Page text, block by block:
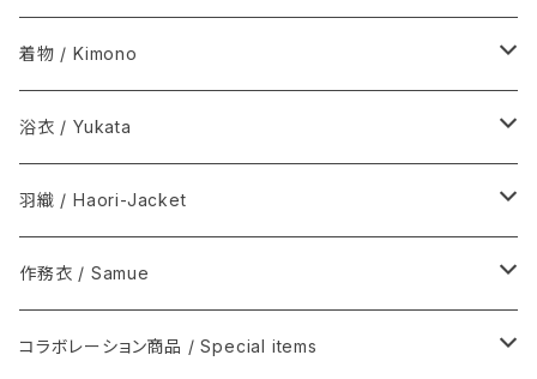
着物 / Kimono
木綿(片貝木綿ほか) / Cotton
シルク / Silk
シルクウール, ウール / Silk-wool, Wool
夏きもの / Summer kimono
浴衣 / Yukata
新着商品 / New items
伊藤若冲シリーズ / Ito Jakuchu
その他 / Others
羽織 / Haori-Jacket
木綿(片貝木綿ほか) / Cotton
シルク / Silk
作務衣 / Samue
ウール / Wool
コラボレーション商品 / Special items